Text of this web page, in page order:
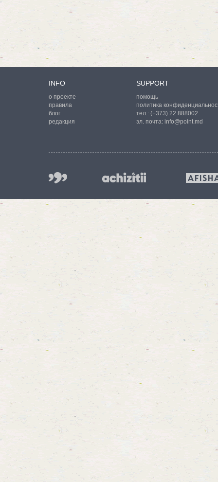
INFO
о проекте
правила
блог
редакция
SUPPORT
помощь
политика
тел.: (+373) 22 888002
эл. почта: info@point.md